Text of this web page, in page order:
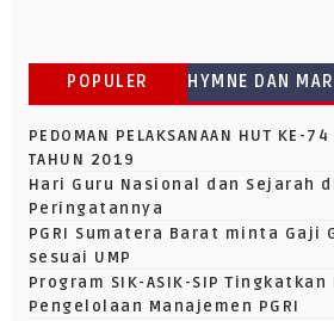
POPULER HYMNE DAN
PEDOMAN PELAKSANAAN HUT KE-
TAHUN 2019
Hari Guru Nasional dan Sejarah
Peringatannya
PGRI Sumatera Barat minta Gaji
sesuai UMP
Program SIK-ASIK-SIP
Pengelolaan Manajemen PGRI